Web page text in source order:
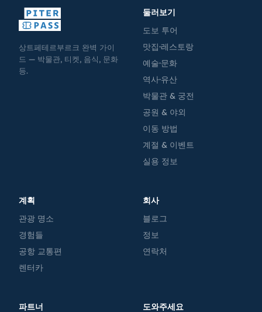
상트페테르부르크 완벽 가이
드 — 박물관, 티켓, 음식, 문화
등.
둘러보기
도보 투어
맛집·레스토랑
예술·문화
역사·유산
박물관 & 궁전
공원 & 야외
이동 방법
계절 & 이벤트
실용 정보
계획
관광 명소
경험들
공항 교통편
렌터카
회사
블로그
정보
연락처
파트너 도와주세요